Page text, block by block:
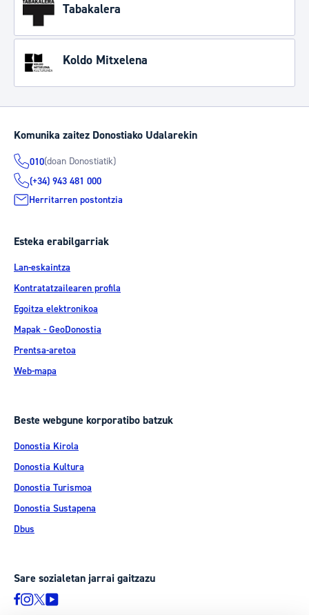
Tabakalera
Koldo Mitxelena
Komunika zaitez Donostiako Udalarekin
010(doan Donostiatik)
(+34) 943 481 000
Herritarren postontzia
Esteka erabilgarriak
Lan-eskaintza
Kontratatzailearen profila
Egoitza elektronikoa
Mapak - GeoDonostia
Prentsa-aretoa
Web-mapa
Beste webgune korporatibo batzuk
Donostia Kirola
Donostia Kultura
Donostia Turismoa
Donostia Sustapena
Dbus
Sare sozialetan jarrai gaitzazu